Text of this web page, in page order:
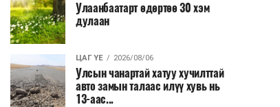
Улаанбаатарт өдөртөө 30 хэм
дулаан
ЦАГ ҮЕ 2026/08/06
Улсын чанартай хатуу хучилттай
авто замын талаас илүү хувь нь
13-аас...